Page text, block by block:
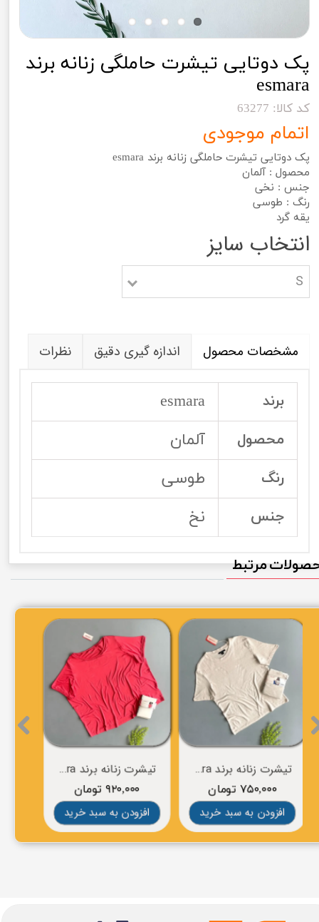
پک دوتایی تیشرت حاملگی زنانه برند
esmara
کد کالا: 63277
اتمام موجودی
پک دوتایی تیشرت حاملگی زنانه برند esmara
محصول : آلمان
جنس : نخی
رنگ : طوسی
یقه گرد
انتخاب سایز
S
مشخصات محصول اندازه گیری دقیق نظرات
برند esmara
محصول آلمان
رنگ طوسی
جنس نخ
تیشرت زنانه برند esmara
۹۲۰,۰۰۰ تومان
افزودن به سبد خرید
تیشرت زنانه برند esmara
۷۵۰,۰۰۰ تومان
افزودن به سبد خرید
مرتبط